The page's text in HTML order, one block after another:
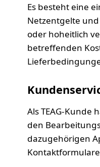
Es besteht eine
Netzentgelte
oder hoheitlich
betreffenden
Als TEAG-Kunde
den
dazugehörigen